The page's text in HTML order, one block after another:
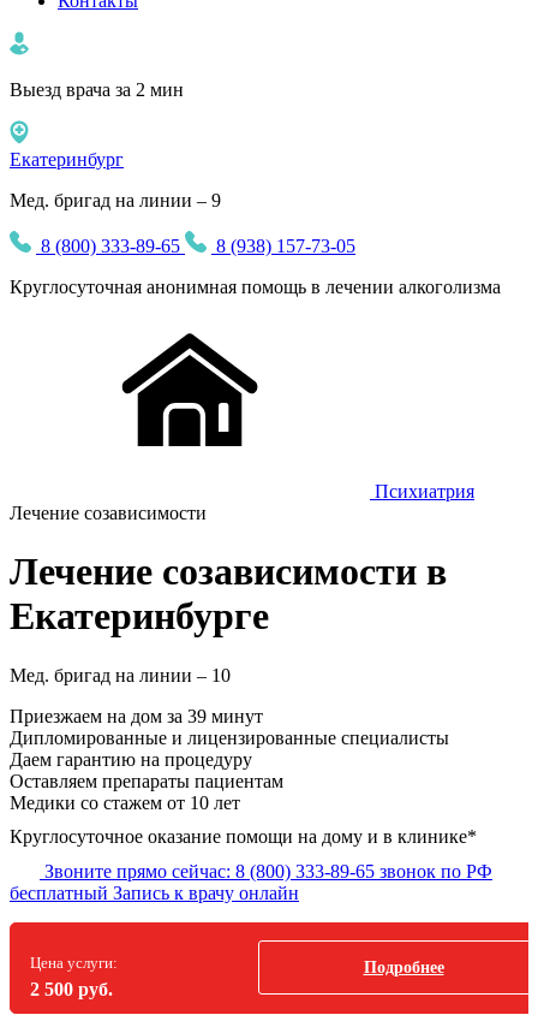
Выезд врача за 2 мин
Екатеринбург
Мед. бригад на линии – 9
8 (800) 333-89-65
8 (938) 157-73-05
Круглосуточная анонимная помощь в лечении алкоголизма
Психиатрия
Лечение созависимости
Лечение созависимости в
Екатеринбурге
Мед. бригад на линии – 10
Приезжаем на дом за 39 минут
Дипломированные и лицензированные специалисты
Даем гарантию на процедуру
Оставляем препараты пациентам
Медики со стажем от 10 лет
Круглосуточное оказание помощи на дому и в клинике*
Звоните прямо сейчас: 8 (800) 333-89-65 звонок по РФ
бесплатный Запись к врачу онлайн
Цена услуги:
2 500 руб.
Подробнее